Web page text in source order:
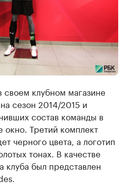
своем клубном магазине
сезон 2014/2015 и
состав команды в
окно. Третий комплект
черного цвета, а логотип
тонах. В качестве
клуба был представлен